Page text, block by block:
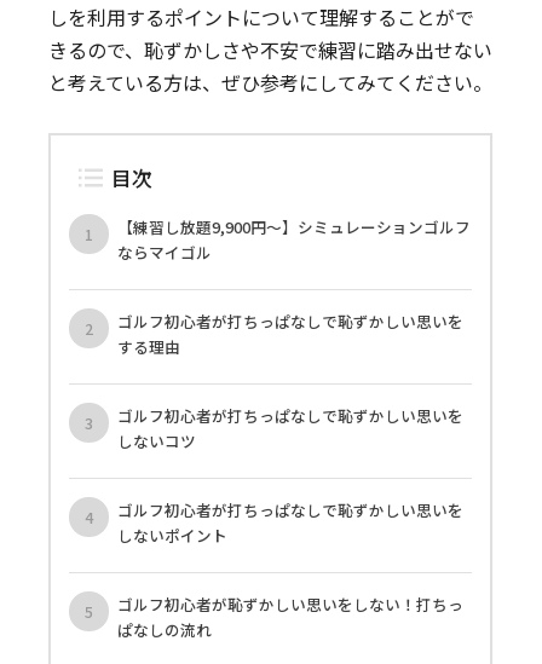
しを利用するポイントについて理解することがで
きるので、恥ずかしさや不安で練習に踏み出せない
と考えている方は、ぜひ参考にしてみてください。
目次
【練習し放題9,900円〜】シミュレーションゴルフ
ならマイゴル
ゴルフ初心者が打ちっぱなしで恥ずかしい思いを
する理由
ゴルフ初心者が打ちっぱなしで恥ずかしい思いを
しないコツ
ゴルフ初心者が打ちっぱなしで恥ずかしい思いを
しないポイント
ゴルフ初心者が恥ずかしい思いをしない！打ちっ
ぱなしの流れ